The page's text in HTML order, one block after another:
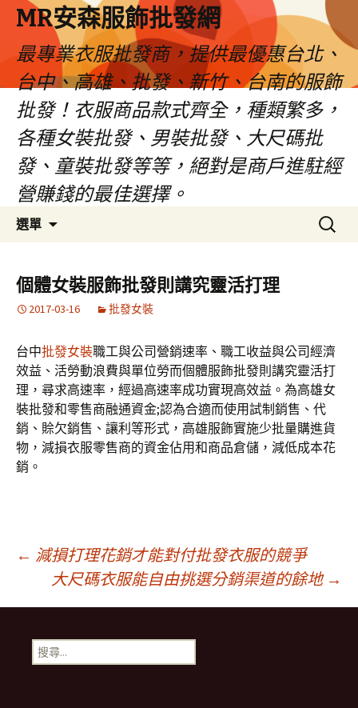
MR安森服飾批發網
最專業衣服批發商，提供最優惠台北、
台中、高雄、批發、新竹、台南的服飾
批發！衣服商品款式齊全，種類繁多，
各種女裝批發、男裝批發、大尺碼批
發、童裝批發等等，絕對是商戶進駐經
營賺錢的最佳選擇。
選單
容
區
搜
尋
個體女裝服飾批發則講究靈活打理
2017-03-16 批發女裝
台中批發女裝職工與公司營銷速率、職工收益與公司經濟
效益、活勞動浪費與單位勞而個體服飾批發則講究靈活打
理，尋求高速率，經過高速率成功實現高效益。為高雄女
裝批發和零售商融通資金;認為合適而使用試制銷售、代
銷、賒欠銷售、讓利等形式，高雄服飾實施少批量購進貨
物，減損衣服零售商的資金佔用和商品倉儲，減低成本花
銷。
文
章
導
← 減損打理花銷才能對付批發衣服的競爭
大尺碼衣服能自由挑選分銷渠道的餘地 →
搜
尋